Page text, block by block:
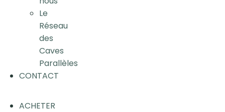
Le
Réseau
des
Caves
Parallèles
CONTACT
ACHETER